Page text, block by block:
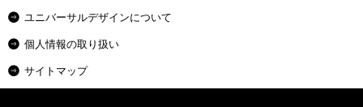
ユニバーサルデザインについて
個人情報の取り扱い
サイトマップ